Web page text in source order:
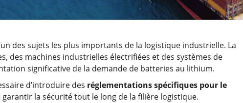
des sujets les plus importants de la logistique industrielle. La
des machines industrielles électrifiées et des systèmes de
significative de la demande de batteries au lithium.
d’introduire des réglementations spécifiques pour le
garantir la sécurité tout le long de la filière logistique.